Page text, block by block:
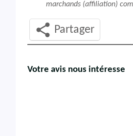
marchands (affiliation)
Partager
Votre avis nous intéresse